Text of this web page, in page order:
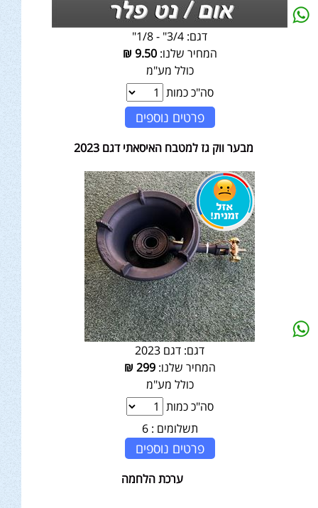
דגם: 3/4" - 1/8"
המחיר שלנו:9.50
₪
כולל מע"מ
סה"כ כמות
פרטים נוספים
מבער ווק גז למטבח האיסאתי דגם 2023
דגם: דגם 2023
המחיר שלנו:299
₪
כולל מע"מ
סה"כ כמות
תשלומים : 6
פרטים נוספים
ערכת הלחמה